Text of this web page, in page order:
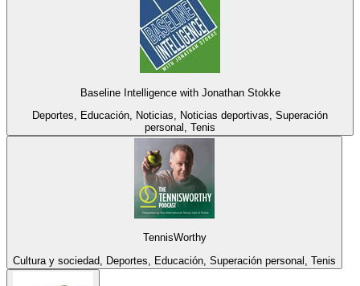
Baseline Intelligence with Jonathan Stokke
Deportes, Educación, Noticias, Noticias deportivas, Superación
personal, Tenis
TennisWorthy
Cultura y sociedad, Deportes, Educación, Superación personal, Tenis